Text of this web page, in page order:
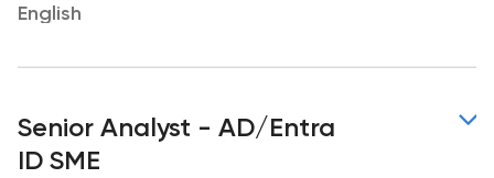
English
Senior Analyst - AD/Entra
ID SME